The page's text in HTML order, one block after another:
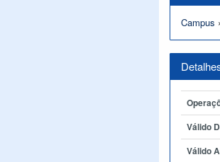
Campus
Válido
Válido